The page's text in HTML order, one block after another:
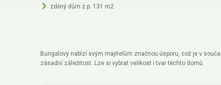
zděný dům z.p. 131 m2
Bungalovy nabízí svým majitelům značnou úsporu, což je v
zásadní záležitost. Lze si vybrat velikost i tvar těchto domů.